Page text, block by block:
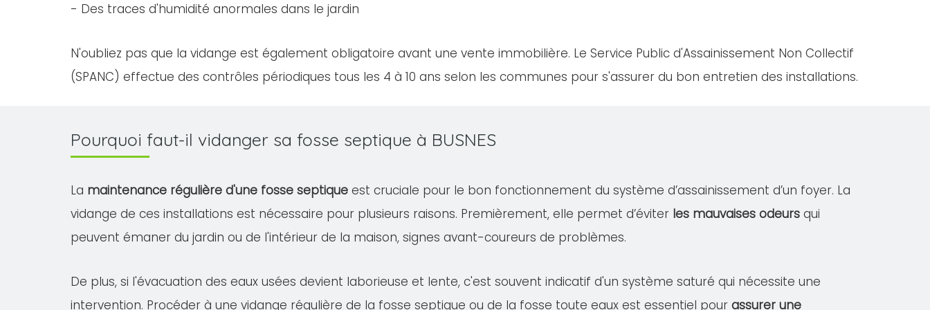
- Des traces d'humidité anormales dans le jardin
N'oubliez pas que la vidange est également obligatoire avant une vente immobilière. Le Service Public d'Assainissement Non Collectif
(SPANC) effectue des contrôles périodiques tous les 4 à 10 ans selon les communes pour s'assurer du bon entretien des installations.
Pourquoi faut-il vidanger sa fosse septique à BUSNES
La maintenance régulière d'une fosse septique est cruciale pour le bon fonctionnement du système d’assainissement d’un foyer. La
vidange de ces installations est nécessaire pour plusieurs raisons. Premièrement, elle permet d’éviter les mauvaises odeurs qui
peuvent émaner du jardin ou de l'intérieur de la maison, signes avant-coureurs de problèmes.
De plus, si l'évacuation des eaux usées devient laborieuse et lente, c'est souvent indicatif d'un système saturé qui nécessite une
intervention. Procéder à une vidange régulière de la fosse septique ou de la fosse toute eaux est essentiel pour assurer une